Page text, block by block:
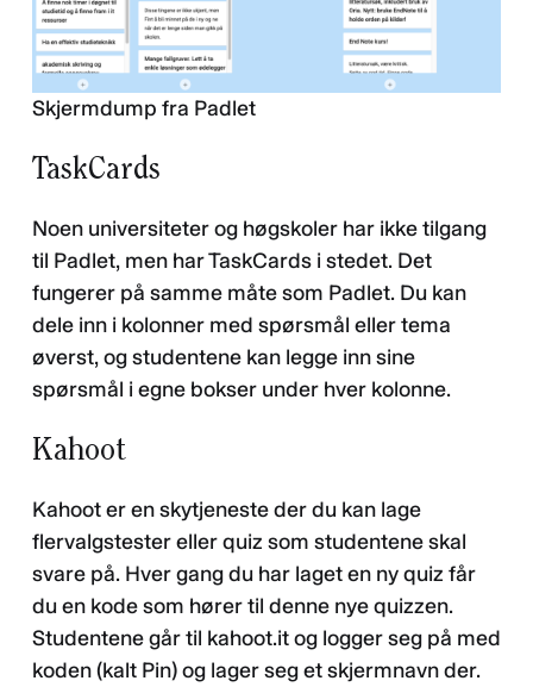
Skjermdump fra Padlet
TaskCards
Noen universiteter og høgskoler har ikke tilgang
til Padlet, men har TaskCards i stedet. Det
fungerer på samme måte som Padlet. Du kan
dele inn i kolonner med spørsmål eller tema
øverst, og studentene kan legge inn sine
spørsmål i egne bokser under hver kolonne.
Kahoot
Kahoot er en skytjeneste der du kan lage
flervalgstester eller quiz som studentene skal
svare på. Hver gang du har laget en ny quiz får
du en kode som hører til denne nye quizzen.
Studentene går til kahoot.it og logger seg på med
koden (kalt Pin) og lager seg et skjermnavn der.